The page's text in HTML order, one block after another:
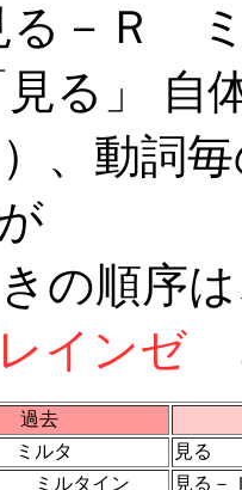
る－Ｒ
」 自体
、動詞
の順序
インゼ
ルタ
見
ミルタイン
見る